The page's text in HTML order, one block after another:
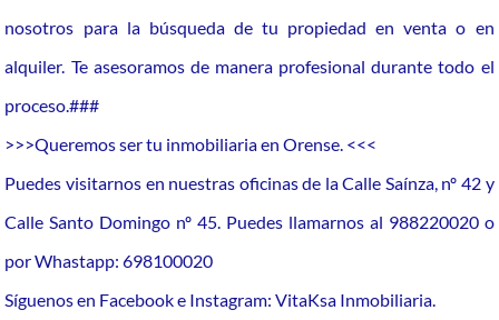
nosotros para la búsqueda de tu propiedad en venta o en
alquiler. Te asesoramos de manera profesional durante todo el
proceso.###
>>>Queremos ser tu inmobiliaria en Orense. <<<
Puedes visitarnos en nuestras oficinas de la Calle Saínza, nº 42 y
Calle Santo Domingo nº 45. Puedes llamarnos al 988220020 o
por Whastapp: 698100020
Síguenos en Facebook e Instagram: VitaKsa Inmobiliaria.